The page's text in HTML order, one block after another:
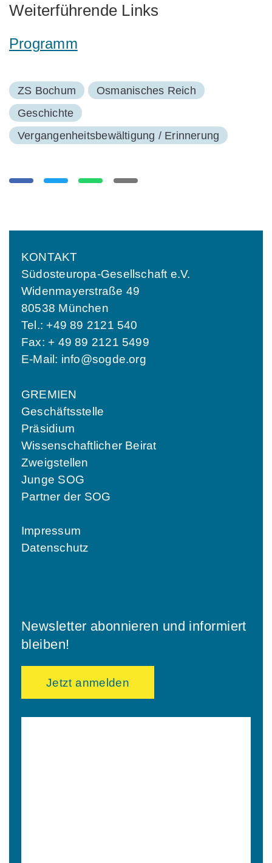
Weiterführende Links
Programm
ZS Bochum
Osmanisches Reich
Geschichte
Vergangenheitsbewältigung / Erinnerung
KONTAKT
Südosteuropa-Gesellschaft e.V.
Widenmayerstraße 49
80538 München
Tel.: +49 89 2121 540
Fax: + 49 89 2121 5499
E-Mail: info@sogde.org
GREMIEN
Geschäftsstelle
Präsidium
Wissenschaftlicher Beirat
Zweigstellen
Junge SOG
Partner der SOG
Impressum
Datenschutz
Newsletter abonnieren und informiert
bleiben!
Jetzt anmelden